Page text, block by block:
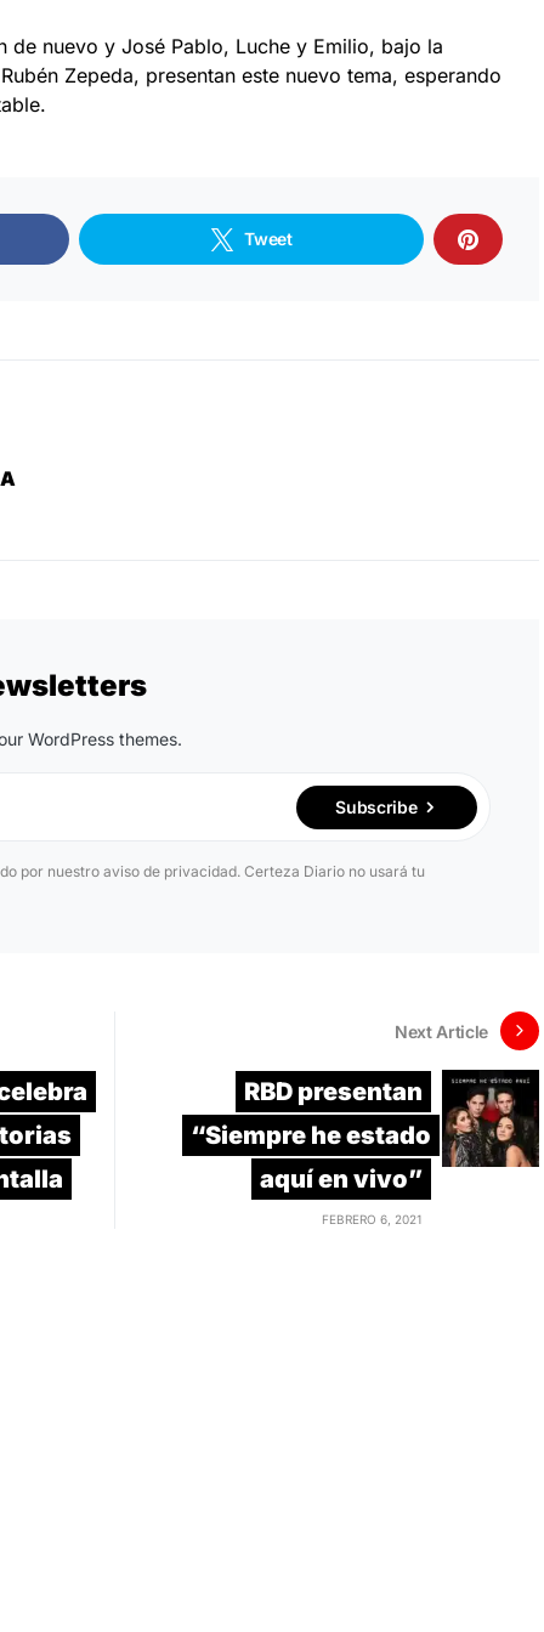
de nuevo y José Pablo, Luche y Emilio, bajo la
Zepeda, presentan este nuevo tema, esperando
Tweet
WordPress themes.
Subscribe
por nuestro aviso de privacidad. Certeza Diario no usará tu
Next Article
RBD presentan
“Siempre he estado
aquí en vivo”
FEBRERO 6, 2021